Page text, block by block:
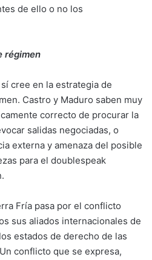
de ello o no los
régimen
cree en la estrategia de
Castro y Maduro saben muy
correcto de procurar la
salidas negociadas, o
externa y amenaza del posible
para el doublespeak
Fría pasa por el conflicto
sus aliados internacionales de
estados de derecho de las
conflicto que se expresa,